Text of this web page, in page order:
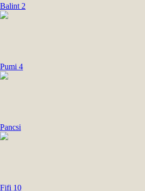
Balint 2
Pumi 4
Pancsi
Fifi 10